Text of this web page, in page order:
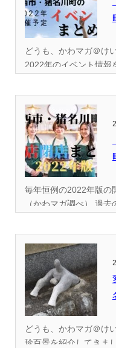
どうも、かわマガ＠け
2022年のイベント情報
毎年恒例の2022年版の
（かわマガ調べ） 過去
どうも、かわマガ＠け
珍百景を紹介してきま